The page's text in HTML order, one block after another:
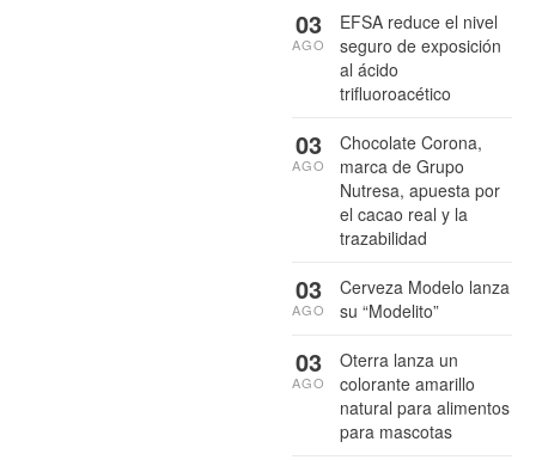
EFSA reduce el nivel
seguro de exposición
al ácido
trifluoroacético
03
AGO
Chocolate Corona,
marca de Grupo
Nutresa, apuesta por
el cacao real y la
trazabilidad
03
AGO
Cerveza Modelo lanza
su “Modelito”
03
AGO
Oterra lanza un
colorante amarillo
natural para alimentos
para mascotas
03
AGO